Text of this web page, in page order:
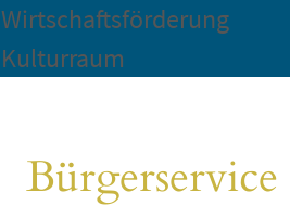
Wirtschaftsförderung
Kulturraum
Bürgerservice